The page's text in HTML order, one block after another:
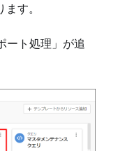
す。
ート処理」が追